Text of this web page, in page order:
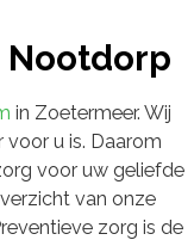
Nootdorp
in Zoetermeer. Wij
voor u is. Daarom
voor uw geliefde
van onze
zorg is de